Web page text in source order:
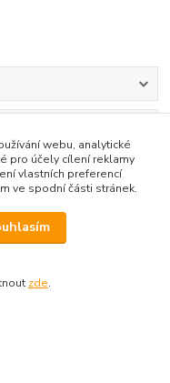
Star
webu, analytické
pro účely cílení reklamy
vlastních preferencí
ve spodní části stránek.
zde.